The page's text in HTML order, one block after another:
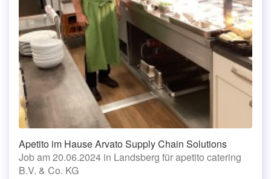
Apetito im Hause Arvato Supply Chain Solutions
Job am 20.06.2024 in Landsberg für apetito catering
B.V. & Co. KG